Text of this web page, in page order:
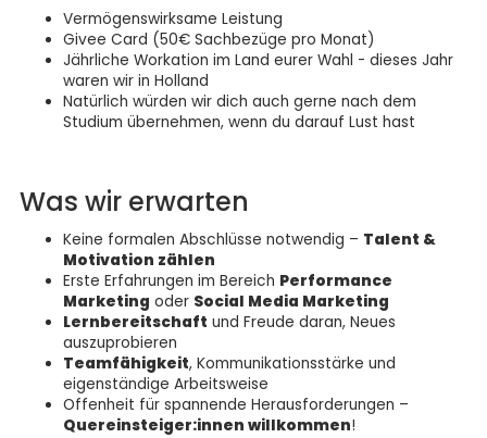
Vermögenswirksame Leistung
Givee Card (50€ Sachbezüge pro Monat)
Jährliche Workation im Land eurer Wahl - dieses Jahr
waren wir in Holland
Natürlich würden wir dich auch gerne nach dem
Studium übernehmen, wenn du darauf Lust hast
Was wir erwarten
Keine formalen Abschlüsse notwendig – Talent &
Motivation zählen
Erste Erfahrungen im Bereich Performance
Marketing oder Social Media Marketing
Lernbereitschaft und Freude daran, Neues
auszuprobieren
Teamfähigkeit, Kommunikationsstärke und
eigenständige Arbeitsweise
Offenheit für spannende Herausforderungen –
Quereinsteiger:innen willkommen!